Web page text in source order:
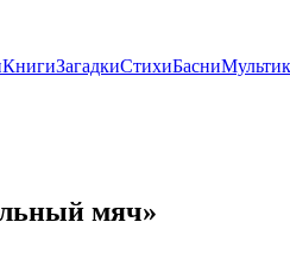
КнигиЗагадкиСтихиБасни
мяч»